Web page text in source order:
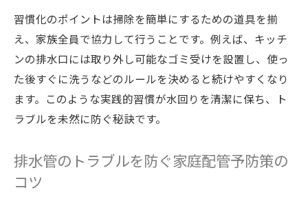
トラブルの兆候を見逃さない水回りメンテ
ナンス
習慣化のポイントは掃除を簡単にするための道具を揃
え、家族全員で協力して行うことです。例えば、キッチ
ンの排水口には取り外し可能なゴミ受けを設置し、使っ
た後すぐに洗うなどのルールを決めると続けやすくなり
ます。このような実践的習慣が水回りを清潔に保ち、ト
ラブルを未然に防ぐ秘訣です。
排水管のトラブルを防ぐ家庭配管予防策の
コツ